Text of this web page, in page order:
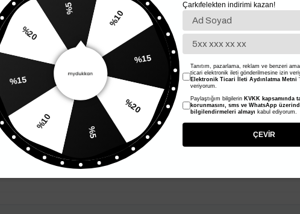
%5
%10
%15
%20
%5
%10
%15
%20
Çarkıfelekten indirimi kazan!
Tanıtım, pazarlama, reklam ve benzeri
ticari elektronik ileti gönderilmesine izin
Elektronik Ticari İleti Aydınlatma Metni
veriyorum.
Paylaştığım bilgilerin KVKK kapsamında
korunmasını, sms ve WhatsApp
bilgilendirmeleri almayı kabul ediyorum.
ÇEVİR